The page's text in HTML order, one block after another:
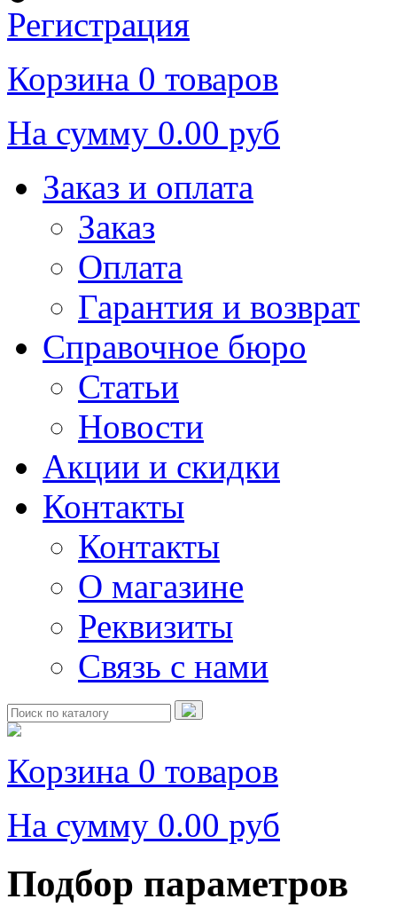
Регистрация
Корзина 0 товаров
На сумму 0.00 руб
Заказ и оплата
Заказ
Оплата
Гарантия и возврат
Справочное бюро
Статьи
Новости
Акции и скидки
Контакты
Контакты
О магазине
Реквизиты
Связь с нами
Корзина 0 товаров
На сумму 0.00 руб
Подбор параметров